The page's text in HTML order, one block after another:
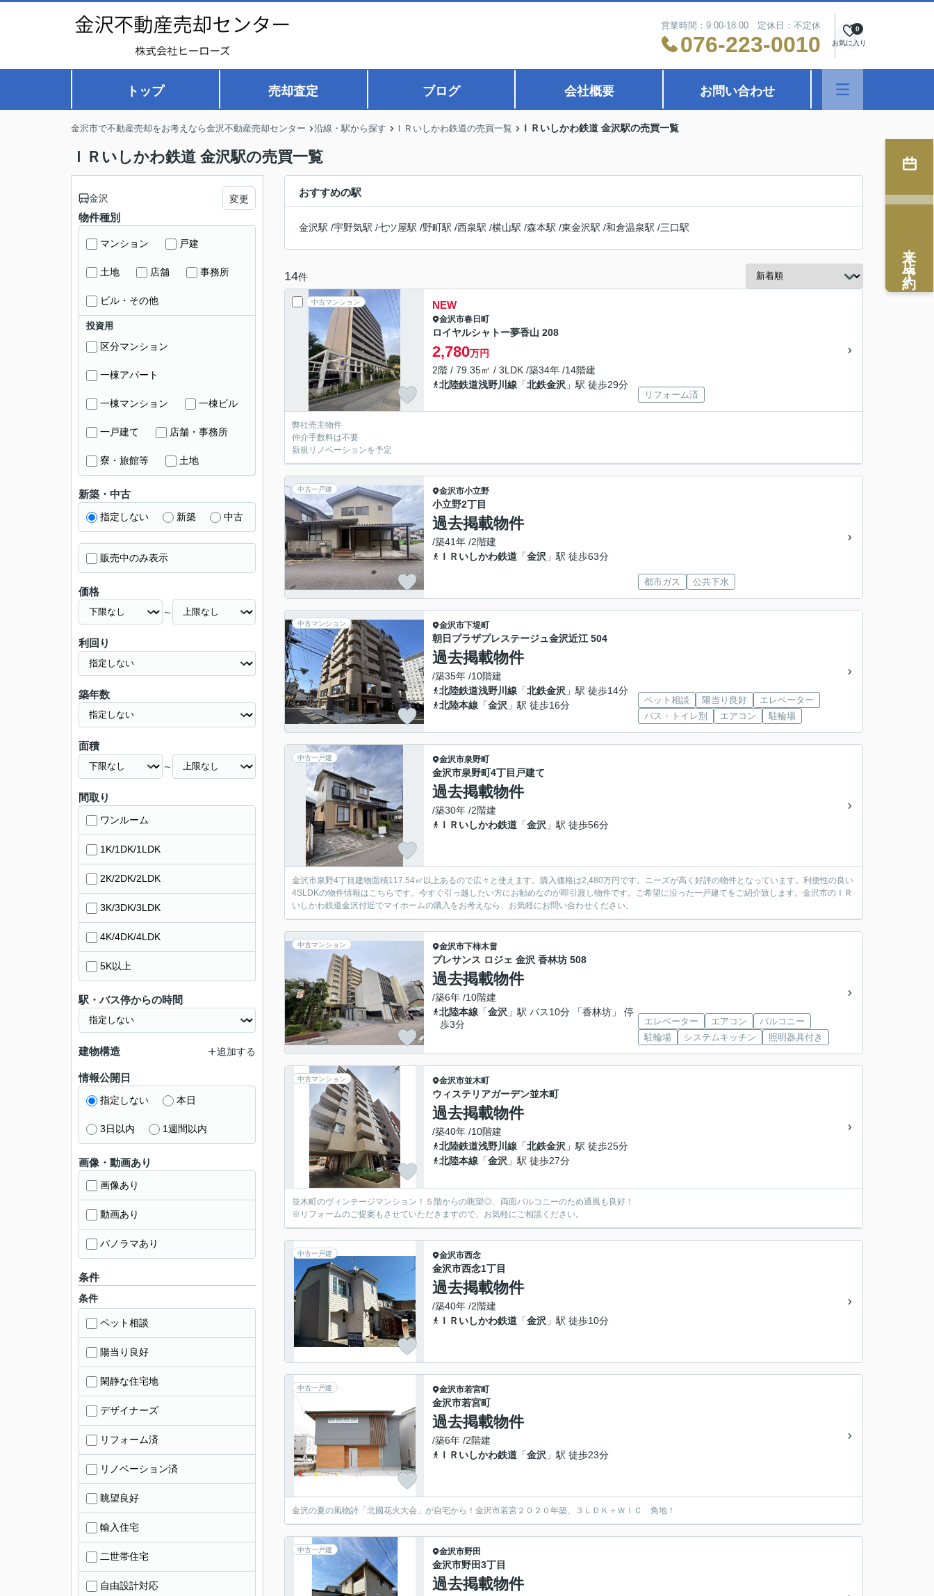
営業時間：9:00-18:00 定休日：不定休
076-223-0010 お気に入り
0
トップ 売却査定 ブログ 会社概要 お問い合わせ
金沢市で不動産売却をお考えなら金沢不動産売却センター 沿線・駅から探す ＩＲいしかわ鉄道の売買一覧 ＩＲいしかわ鉄道 金沢駅の売買一覧
ＩＲいしかわ鉄道 金沢駅の売買一覧
おすすめの駅
金沢駅 /宇野気駅 /七ツ屋駅 /野町駅 /西泉駅 /横山駅 /森本駅 /東金沢駅 /和倉温泉駅 /三口駅
14件
中古マンション NEW
金沢市春日町
ロイヤルシャトー夢香山 208
2,780万円
2階 / 79.35㎡ / 3LDK /築34年 /14階建
北陸鉄道浅野川線 「北鉄金沢 」駅 徒歩29分
リフォーム済
弊社売主物件
仲介手数料は不要
新規リノベーションを予定
中古一戸建 金沢市小立野
小立野2丁目
過去掲載物件
/築41年 /2階建
ＩＲいしかわ鉄道 「金沢 」駅 徒歩63分
都市ガス 公共下水
中古マンション 金沢市下堤町
朝日プラザプレステージュ金沢近江 504
過去掲載物件
/築35年 /10階建
北陸鉄道浅野川線 「北鉄金沢 」駅 徒歩14分
北陸本線 「金沢 」駅 徒歩16分 ペット相談 陽当り良好
エレベーター
バス・トイレ別
エアコン 駐輪場
中古一戸建 金沢市泉野町
金沢市泉野町4丁目戸建て
過去掲載物件
/築30年 /2階建
ＩＲいしかわ鉄道 「金沢 」駅 徒歩56分
金沢市泉野4丁目建物面積117.54㎡以上あるので広々と使えます。購入価格は2,480万円です。ニーズが高く好評の物件となっています。利便性の良い
4SLDKの物件情報はこちらです。今すぐ引っ越したい方にお勧めなのが即引渡し物件です。ご希望に沿った一戸建てをご紹介致します。金沢市のＩＲ
いしかわ鉄道金沢付近でマイホームの購入をお考えなら、お気軽にお問い合わせください。
中古マンション 金沢市下柿木畠
プレサンス ロジェ 金沢 香林坊 508
過去掲載物件
/築6年 /10階建
北陸本線 「金沢 」駅 バス10分 「香林坊」 停
歩3分
エレベーター エアコン
バルコニー
駐輪場
システムキッチン 照明器具付き
中古マンション 金沢市並木町
ウィステリアガーデン並木町
過去掲載物件
/築40年 /10階建
北陸鉄道浅野川線 「北鉄金沢 」駅 徒歩25分
北陸本線 「金沢 」駅 徒歩27分
並木町のヴィンテージマンション！５階からの眺望◎、両面バルコニーのため通風も良好！
※リフォームのご提案もさせていただきますので、お気軽にご相談ください。
中古一戸建 金沢市西念
金沢市西念1丁目
過去掲載物件
/築40年 /2階建
ＩＲいしかわ鉄道 「金沢 」駅 徒歩10分
中古一戸建 金沢市若宮町
金沢市若宮町
過去掲載物件
/築6年 /2階建
ＩＲいしかわ鉄道 「金沢 」駅 徒歩23分
金沢の夏の風物詩「北國花火大会」が自宅から！金沢市若宮２０２０年築、３ＬＤＫ＋ＷＩＣ 角地！
中古一戸建 金沢市野田
金沢市野田3丁目
過去掲載物件
金沢 変更
物件種別
マンション 戸建
土地 店舗 事務所
ビル・その他
投資用
区分マンション
一棟アパート
一棟マンション 一棟ビル
一戸建て 店舗・事務所
寮・旅館等 土地
新築・中古
指定しない 新築 中古
販売中のみ表示
価格
～
利回り
築年数
面積
～
間取り
ワンルーム
1K/1DK/1LDK
2K/2DK/2LDK
3K/3DK/3LDK
4K/4DK/4LDK
5K以上
駅・バス停からの時間
建物構造 追加する
情報公開日
指定しない 本日
3日以内 1週間以内
画像・動画あり
画像あり
動画あり
パノラマあり
条件
条件
ペット相談
陽当り良好
閑静な住宅地
デザイナーズ
リフォーム済
リノベーション済
眺望良好
輸入住宅
二世帯住宅
自由設計対応
来店予約